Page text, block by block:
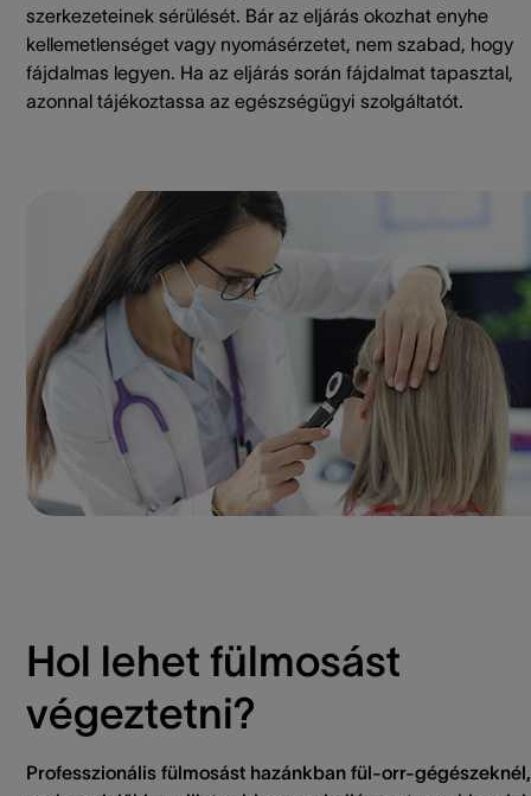
szerkezeteinek sérülését. Bár az eljárás okozhat enyhe
kellemetlenséget vagy nyomásérzetet, nem szabad, hogy
fájdalmas legyen. Ha az eljárás során fájdalmat tapasztal,
azonnal tájékoztassa az egészségügyi szolgáltatót.
Hol lehet fülmosást
végeztetni?
Professzionális fülmosást hazánkban fül-orr-gégészeknél,